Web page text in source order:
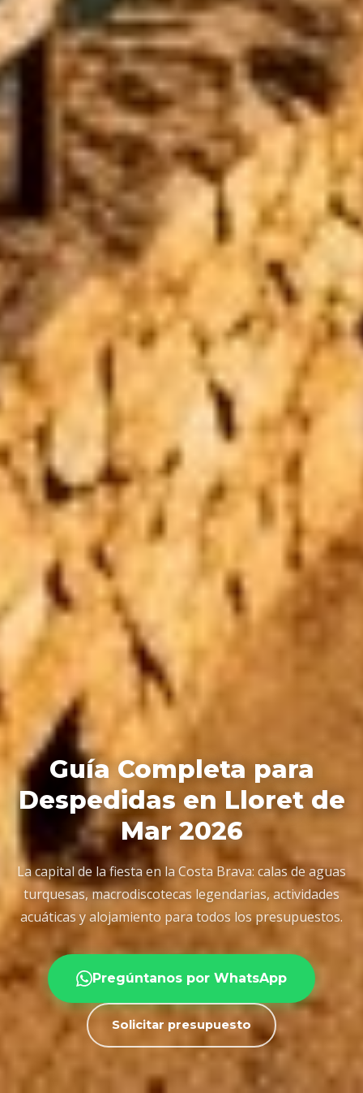
Guía Completa para
Despedidas en Lloret de
Mar 2026
La capital de la fiesta en la Costa Brava: calas de aguas
turquesas, macrodiscotecas legendarias, actividades
acuáticas y alojamiento para todos los presupuestos.
Pregúntanos por WhatsApp
Solicitar presupuesto